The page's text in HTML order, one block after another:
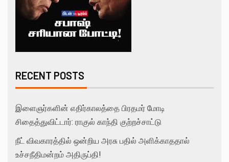
RECENT POSTS
இளைஞர்களின் எதிர்காலத்தை பிரதமர் மோடி
சிதைத்துவிட்டார்: ராகுல் காந்தி குற்றச்சாட்டு
நீட் விவகாரத்தில் ஒன்றிய அரசு பதில் அளிக்காததால்
உச்சநீதிமன்றம் அதிருப்தி!